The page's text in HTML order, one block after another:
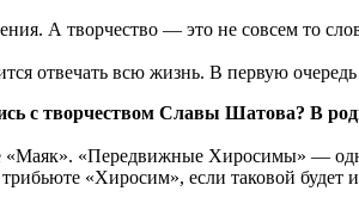
А творчество — это не совсем то
отвечать всю жизнь. В первую
с творчеством Славы Шатова? В
«Маяк». «Передвижные Хиросимы» —
«Хиросим», если таковой будет